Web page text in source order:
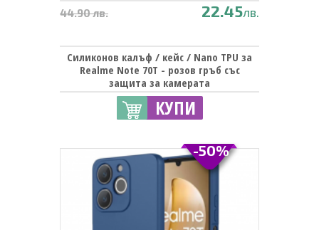
44.90 лв. 22.45лв.
Силиконов калъф / кейс / Nano TPU за
Realme Note 70T - розов гръб със
защита за камерата
КУПИ
-50%